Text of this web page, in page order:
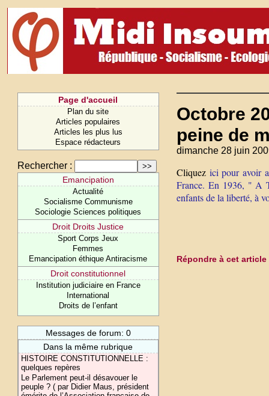
Page d'accueil
Plan du site
Articles populaires
Articles les plus lus
Espace rédacteurs
Rechercher :
Emancipation
Actualité
Socialisme Communisme
Sociologie Sciences politiques
Droit Droits Justice
Sport Corps Jeux
Femmes
Emancipation éthique Antiracisme
Droit constitutionnel
Institution judiciaire en France
International
Droits de l’enfant
Messages de forum: 0
Dans la même rubrique
HISTOIRE CONSTITUTIONNELLE :
quelques repères
Le Parlement peut-il désavouer le
peuple ? ( par Didier Maus, président
Octobre
peine de
dimanche 28 juin
Cliquez ici pour avoir
France. En 1936, " A
enfants de la liberté, à
Répondre à cet article